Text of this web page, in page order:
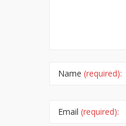
Name (required):
Email (required):